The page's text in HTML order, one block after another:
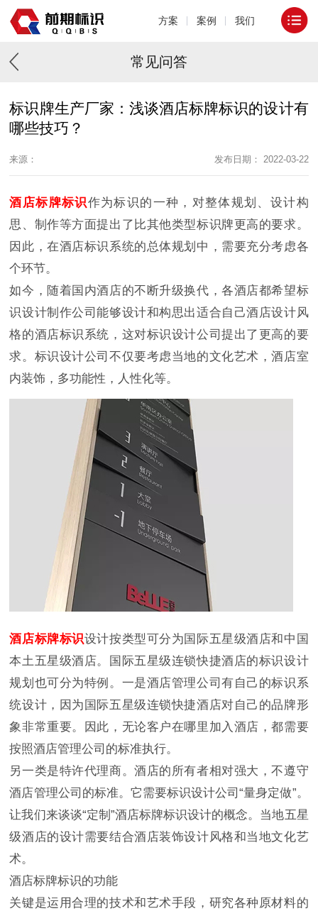
方案 案例 我们
常见问答
标识牌生产厂家：浅谈酒店标牌标识的设计有
哪些技巧？
来源： 发布日期： 2022-03-22
酒店标牌标识作为标识的一种，对整体规划、设计构
思、制作等方面提出了比其他类型标识牌更高的要求。
因此，在酒店标识系统的总体规划中，需要充分考虑各
个环节。
如今，随着国内酒店的不断升级换代，各酒店都希望标
识设计制作公司能够设计和构思出适合自己酒店设计风
格的酒店标识系统，这对标识设计公司提出了更高的要
求。标识设计公司不仅要考虑当地的文化艺术，酒店室
内装饰，多功能性，人性化等。
酒店标牌标识设计按类型可分为国际五星级酒店和中国
本土五星级酒店。国际五星级连锁快捷酒店的标识设计
规划也可分为特例。一是酒店管理公司有自己的标识系
统设计，因为国际五星级连锁快捷酒店对自己的品牌形
象非常重要。因此，无论客户在哪里加入酒店，都需要
按照酒店管理公司的标准执行。
另一类是特许代理商。酒店的所有者相对强大，不遵守
酒店管理公司的标准。它需要标识设计公司“量身定做”。
让我们来谈谈“定制”酒店标牌标识设计的概念。当地五星
级酒店的设计需要结合酒店装饰设计风格和当地文化艺
术。
酒店标牌标识的功能
关键是运用合理的技术和艺术手段，研究各种原材料的